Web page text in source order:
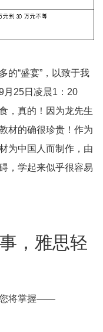
的“盛宴”，以致于我
月25日凌晨1：20
，真的！因为龙先生
材的确很珍贵！作为
为中国人而制作，由
，学起来似乎很容易
，雅思轻
您将掌握——